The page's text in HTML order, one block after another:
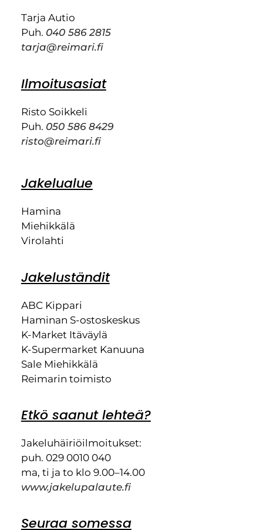
Tarja Autio
Puh. 040 586 2815
tarja@reimari.fi
Ilmoitusasiat
Risto Soikkeli
Puh. 050 586 8429
risto@reimari.fi
Jakelualue
Hamina
Miehikkälä
Virolahti
Jakeluständit
ABC Kippari
Haminan S-ostoskeskus
K-Market Itäväylä
K-Supermarket Kanuuna
Sale Miehikkälä
Reimarin toimisto
Etkö saanut lehteä?
Jakeluhäiriöilmoitukset:
puh. 029 0010 040
ma, ti ja to klo 9.00–14.00
www.jakelupalaute.fi
Seuraa somessa